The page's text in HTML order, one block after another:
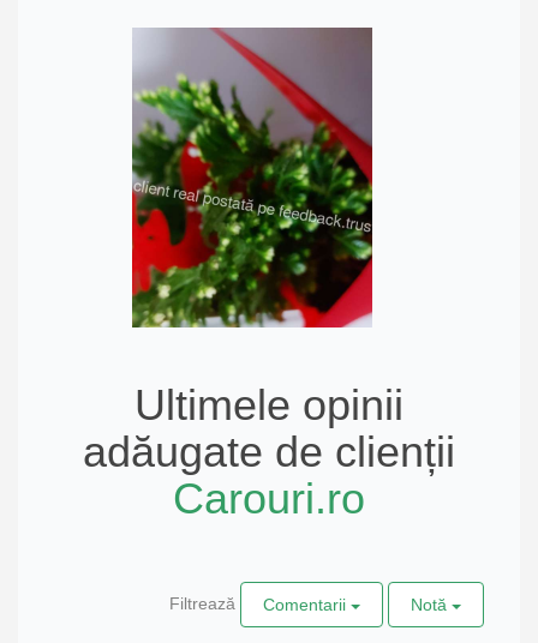
Ultimele opinii
adăugate de clienții
Carouri.ro
Filtrează Comentarii Notă